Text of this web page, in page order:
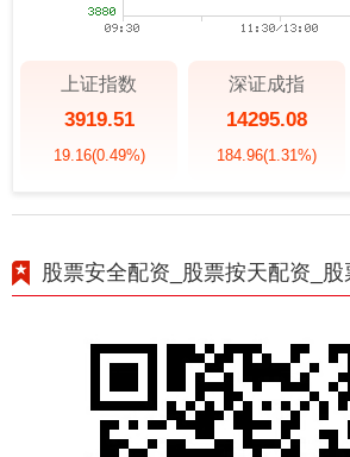
上证指数
3919.51
19.16(0.49%)
深证成指
14295.08
184.96(1.31%)
股票安全配资_股票按天配资_